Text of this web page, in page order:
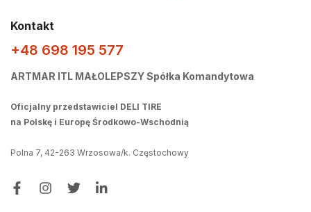
Kontakt
+48 698 195 577
ARTMAR ITL MAŁOLEPSZY Spółka Komandytowa
Oficjalny przedstawiciel DELI TIRE
na Polskę i Europę Środkowo-Wschodnią
Polna 7, 42-263 Wrzosowa/k. Częstochowy